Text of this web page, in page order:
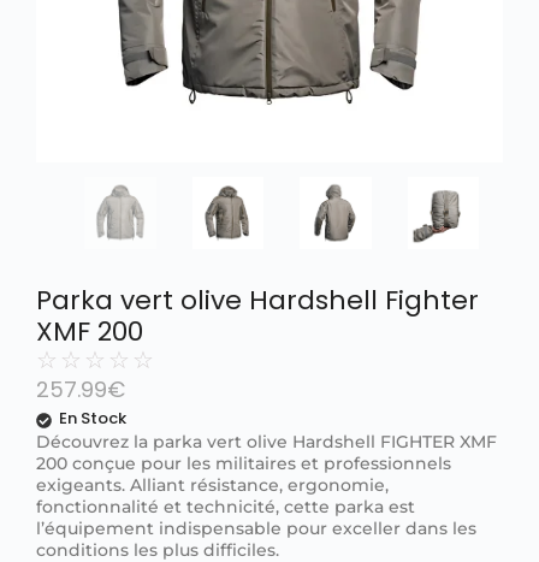
Parka vert olive Hardshell Fighter
XMF 200
☆ ☆ ☆ ☆ ☆
257.99€
En Stock
Découvrez la parka vert olive Hardshell FIGHTER XMF
200 conçue pour les militaires et professionnels
exigeants. Alliant résistance, ergonomie,
fonctionnalité et technicité, cette parka est
l’équipement indispensable pour exceller dans les
conditions les plus difficiles.